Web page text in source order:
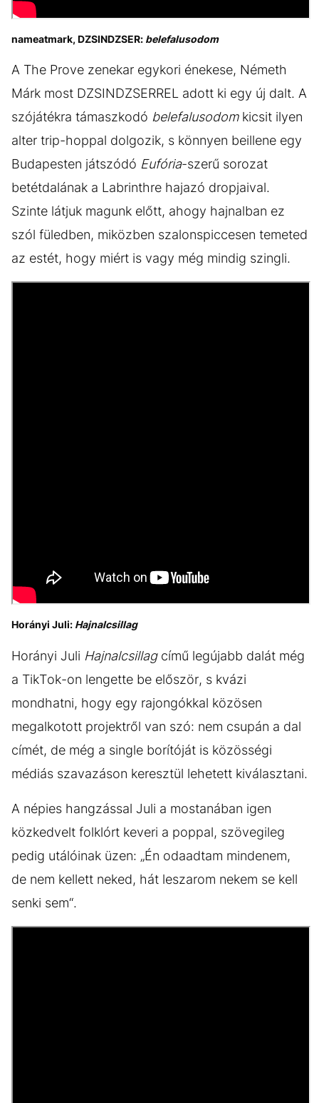
nameatmark, DZSINDZSER: belefalusodom
A The Prove zenekar egykori énekese, Németh
Márk most DZSINDZSERREL adott ki egy új dalt. A
szójátékra támaszkodó belefalusodomkicsit ilyen
alter trip-hoppal dolgozik, s könnyen beillene egy
Budapesten játszódó Eufória-szerű sorozat
betétdalának a Labrinthre hajazó dropjaival.
Szinte látjuk magunk előtt, ahogy hajnalban ez
szól füledben, miközben szalonspiccesen temeted
az estét, hogy miért is vagy még mindig szingli.
Horányi Juli: Hajnalcsillag
Horányi Juli Hajnalcsillagcímű legújabb dalát még
a TikTok-on lengette be először, s kvázi
mondhatni, hogy egy rajongókkal közösen
megalkotott projektről van szó: nem csupán a dal
címét, de még a single borítóját is közösségi
médiás szavazáson keresztül lehetett kiválasztani.
A népies hangzással Juli a mostanában igen
közkedvelt folklórt keveri a poppal, szövegileg
pedig utálóinak üzen: „Én odaadtam mindenem,
de nem kellett neked, hát leszarom nekem se kell
senki sem“.